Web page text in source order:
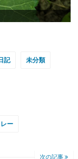
記 未分類
レー
次の記事